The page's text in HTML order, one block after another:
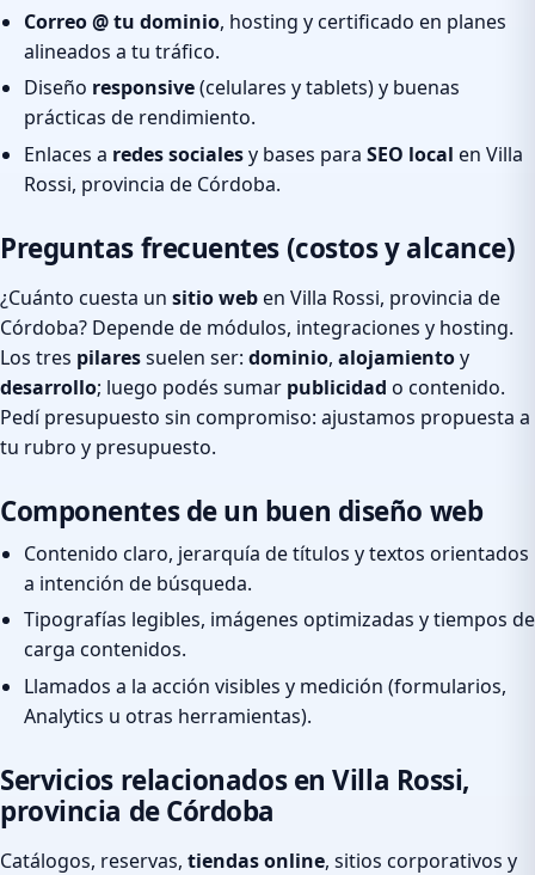
Correo @ tu dominio, hosting y certificado en planes
alineados a tu tráfico.
Diseño responsive(celulares y tablets) y buenas
prácticas de rendimiento.
Enlaces a redes socialesy bases para SEO local en Villa
Rossi, provincia de Córdoba.
Preguntas frecuentes (costos y alcance)
¿Cuánto cuesta un sitio weben Villa Rossi, provincia de
Córdoba? Depende de módulos, integraciones y hosting.
Los tres pilaressuelen ser: dominio, alojamientoy
desarrollo; luego podés sumar publicidad o contenido.
Pedí presupuesto sin compromiso: ajustamos propuesta a
tu rubro y presupuesto.
Componentes de un buen diseño web
Contenido claro, jerarquía de títulos y textos orientados
a intención de búsqueda.
Tipografías legibles, imágenes optimizadas y tiempos de
carga contenidos.
Llamados a la acción visibles y medición (formularios,
Analytics u otras herramientas).
Servicios relacionados en Villa Rossi,
provincia de Córdoba
Catálogos, reservas, tiendas online, sitios corporativos y